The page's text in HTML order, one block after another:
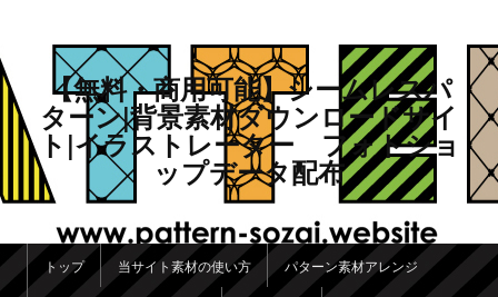
【無料・商用可能】シームレスパ
ターン|背景素材ダウンロードサイ
ト|イラストレーター フォトショ
ップデータ配布
メインメニュー
メインコンテンツへ移動
サブコンテンツへ移動
トップ 当サイト素材の使い方 パターン素材アレンジ